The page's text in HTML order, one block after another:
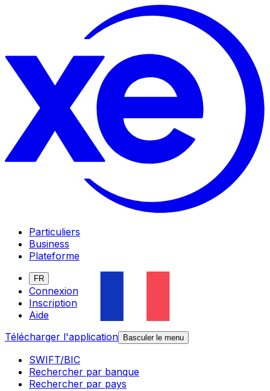
Particuliers
Business
Plateforme
FR
Connexion
Inscription
Aide
Télécharger l'application
Basculer le menu
SWIFT/BIC
Rechercher par banque
Rechercher par pays